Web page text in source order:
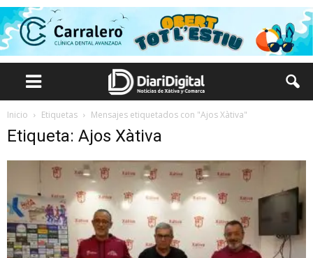
Inicio Etiquetas Mensajes etiquetados con "Ajos Xàtiva"
Etiqueta: Ajos Xàtiva